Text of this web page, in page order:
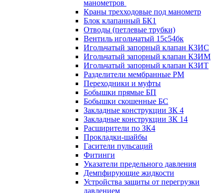
манометров
Краны трехходовые под манометр
Блок клапанный БК1
Отводы (петлевые трубки)
Вентиль игольчатый 15с54бк
Игольчатый запорный клапан КЗИС
Игольчатый запорный клапан КЗИМ
Игольчатый запорный клапан КЗИТ
Разделители мембранные РМ
Переходники и муфты
Бобышки прямые БП
Бобышки скошенные БС
Закладные конструкции ЗК 4
Закладные конструкции ЗК 14
Расширители по ЗК4
Прокладки-шайбы
Гасители пульсаций
Фитинги
Указатели предельного давления
Демпфирующие жидкости
Устройства защиты от перегрузки
давлением